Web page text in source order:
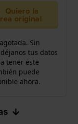
Quiero la
original
Sin
tus datos
tener este
puede
ahora.